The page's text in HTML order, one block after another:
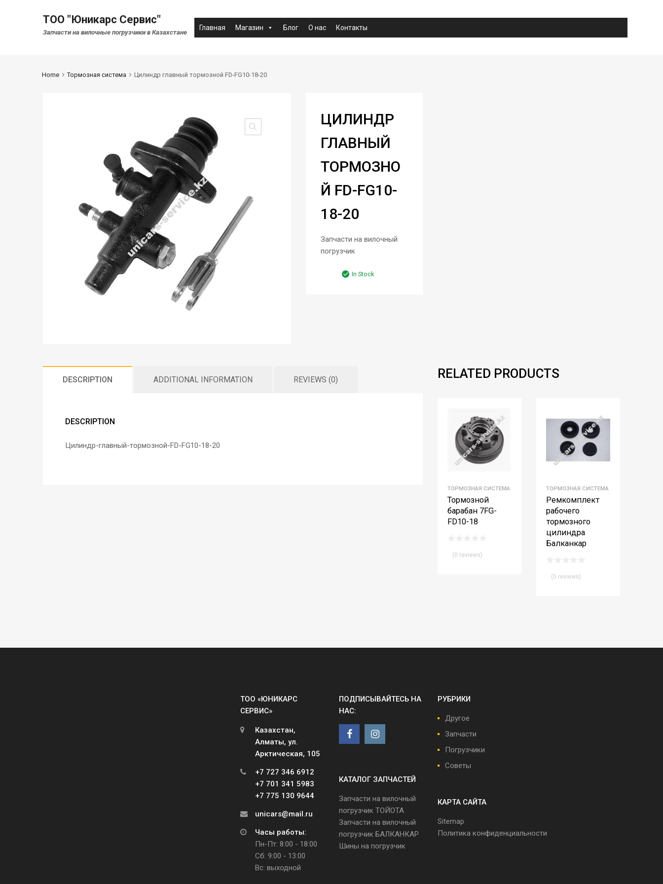
ТОО "Юникарс Сервис"
Запчасти на вилочные погрузчики в Казахстане
Главная Магазин Блог О нас Контакты
Home Тормозная система Цилиндр главный тормозной FD-FG10-18-20
ЦИЛИНДР
ГЛАВНЫЙ
ТОРМОЗНО
Й FD-FG10-
18-20
Запчасти на вилочный
погрузчик
In Stock
DESCRIPTION ADDITIONAL INFORMATION REVIEWS (0)
DESCRIPTION
Цилиндр-главный-тормозной-FD-FG10-18-20
RELATED PRODUCTS
ТОРМОЗНАЯ СИСТЕМА
Тормозной
барабан 7FG-
FD10-18
(0 reviews)
ТОРМОЗНАЯ СИСТЕМА
Ремкомплект
рабочего
тормозного
цилиндра
Балканкар
(0 reviews)
ТОО «ЮНИКАРС
СЕРВИС»
Казахстан,
Алматы, ул.
Арктическая, 105
+7 727 346 6912
+7 701 341 5983
+7 775 130 9644
unicars@mail.ru
Часы работы:
Пн-Пт: 8:00 - 18:00
Сб: 9:00 - 13:00
Вс: выходной
ПОДПИСЫВАЙТЕСЬ НА
НАС:
КАТАЛОГ ЗАПЧАСТЕЙ
Запчасти на вилочный
погрузчик ТОЙОТА
Запчасти на вилочный
погрузчик БАЛКАНКАР
Шины на погрузчик
РУБРИКИ
Другое
Запчасти
Погрузчики
Советы
КАРТА САЙТА
Sitemap
Политика конфиденциальности